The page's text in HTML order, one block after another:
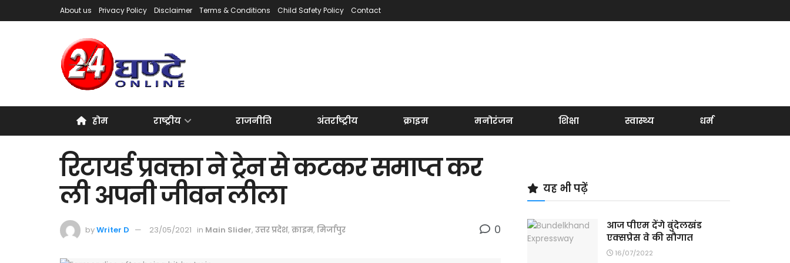
About us Privacy Policy Disclaimer Terms & Conditions Child Safety Policy Contact
होम राष्ट्रीय राजनीति अंतर्राष्ट्रीय क्राइम मनोरंजन शिक्षा स्वास्थ्य धर्म
रिटायर्ड प्रवक्ता ने ट्रेन से कटकर समाप्त कर
ली अपनी जीवन लीला
byWriter D 23/05/2021 in Main Slider, उत्तर प्रदेश, क्राइम, मिर्जापुर 0
यह भी पढ़ें
आज पीएम देंगे बुंदेलखंड
एक्सप्रेस वे की सौगात
16/07/2022